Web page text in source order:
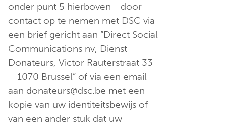
onder punt 5 hierboven - door
contact op te nemen met DSC via
een brief gericht aan “Direct Social
Communications nv, Dienst
Donateurs, Victor Rauterstraat 33
– 1070 Brussel” of via een email
aan donateurs@dsc.be met een
kopie van uw identiteitsbewijs of
van een ander stuk dat uw